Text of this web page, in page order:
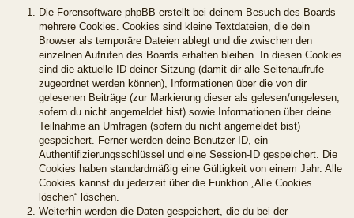
Die Forensoftware phpBB erstellt bei deinem Besuch des Boards
mehrere Cookies. Cookies sind kleine Textdateien, die dein
Browser als temporäre Dateien ablegt und die zwischen den
einzelnen Aufrufen des Boards erhalten bleiben. In diesen Cookies
sind die aktuelle ID deiner Sitzung (damit dir alle Seitenaufrufe
zugeordnet werden können), Informationen über die von dir
gelesenen Beiträge (zur Markierung dieser als gelesen/ungelesen;
sofern du nicht angemeldet bist) sowie Informationen über deine
Teilnahme an Umfragen (sofern du nicht angemeldet bist)
gespeichert. Ferner werden deine Benutzer-ID, ein
Authentifizierungsschlüssel und eine Session-ID gespeichert. Die
Cookies haben standardmäßig eine Gültigkeit von einem Jahr. Alle
Cookies kannst du jederzeit über die Funktion „Alle Cookies
löschen“ löschen.
Weiterhin werden die Daten gespeichert, die du bei der